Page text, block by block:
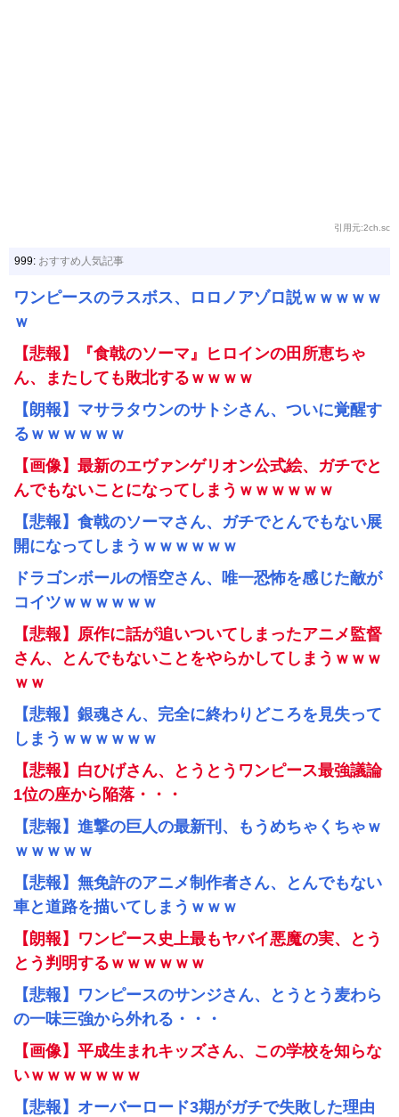
引用元:2ch.sc
999: おすすめ人気記事
ワンピースのラスボス、ロロノアゾロ説ｗｗｗｗｗ
ｗ
【悲報】『食戟のソーマ』ヒロインの田所恵ちゃ
ん、またしても敗北するｗｗｗｗ
【朗報】マサラタウンのサトシさん、ついに覚醒す
るｗｗｗｗｗｗ
【画像】最新のエヴァンゲリオン公式絵、ガチでと
んでもないことになってしまうｗｗｗｗｗｗ
【悲報】食戟のソーマさん、ガチでとんでもない展
開になってしまうｗｗｗｗｗｗ
ドラゴンボールの悟空さん、唯一恐怖を感じた敵が
コイツｗｗｗｗｗｗ
【悲報】原作に話が追いついてしまったアニメ監督
さん、とんでもないことをやらかしてしまうｗｗｗ
ｗｗ
【悲報】銀魂さん、完全に終わりどころを見失って
しまうｗｗｗｗｗｗ
【悲報】白ひげさん、とうとうワンピース最強議論
1位の座から陥落・・・
【悲報】進撃の巨人の最新刊、もうめちゃくちゃｗ
ｗｗｗｗｗ
【悲報】無免許のアニメ制作者さん、とんでもない
車と道路を描いてしまうｗｗｗ
【朗報】ワンピース史上最もヤバイ悪魔の実、とう
とう判明するｗｗｗｗｗｗ
【悲報】ワンピースのサンジさん、とうとう麦わら
の一味三強から外れる・・・
【画像】平成生まれキッズさん、この学校を知らな
いｗｗｗｗｗｗｗ
【悲報】オーバーロード3期がガチで失敗した理由